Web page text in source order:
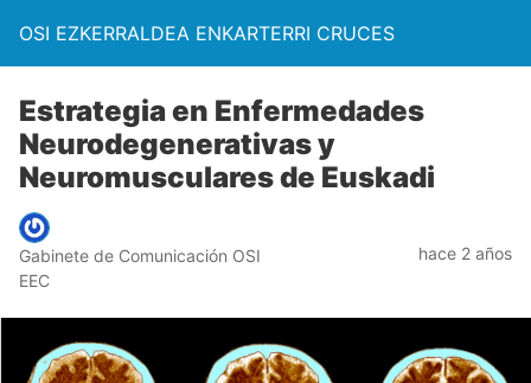
OSI EZKERRALDEA ENKARTERRI CRUCES
Estrategia en Enfermedades
Neurodegenerativas y
Neuromusculares de Euskadi
Gabinete de Comunicación OSI
EEC
hace 2 años